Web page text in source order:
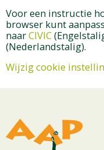
Voor een instructie
browser kunt
naarCIVIC
(Nederlandstalig).
Wijzig cookie